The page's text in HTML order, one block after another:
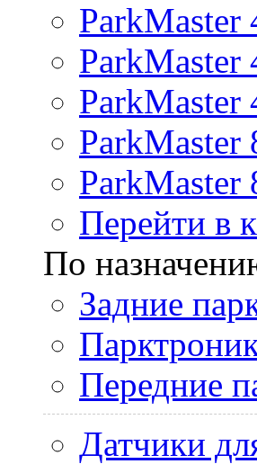
ParkMaster
ParkMaster
ParkMaster
ParkMaster
ParkMaster
Перейти в
По
Задние
Передние
Датчики